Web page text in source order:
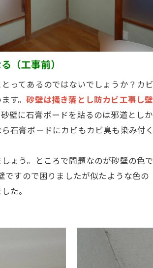
（工事前）
ってあるのではないでしょうか？カビ
す。砂壁は掻き落とし防カビ工事し壁
砂壁に石膏ボードを貼るのは邪道としか
石膏ボードにカビもカビ臭も染み付く
ょう。ところで問題なのが砂壁の色で
すので困りましたが似たような色の
た。